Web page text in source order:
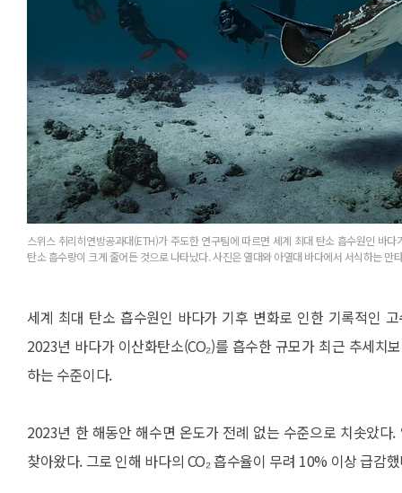
스위스 취리히연방공과대(ETH)가 주도한 연구팀에 따르면 세계 최대 탄소 흡수원인 바
탄소 흡수량이 크게 줄어든 것으로 나타났다. 사진은 열대와 아열대 바다에서 서식하는 만
세계 최대 탄소 흡수원인 바다가 기후 변화로 인한 기록적인
2023년 바다가 이산화탄소(CO₂)를 흡수한 규모가 최근 추세
하는 수준이다.
2023년 한 해동안 해수면 온도가 전례 없는 수준으로 치솟았
찾아왔다. 그로 인해 바다의 CO₂ 흡수율이 무려 10% 이상 급감